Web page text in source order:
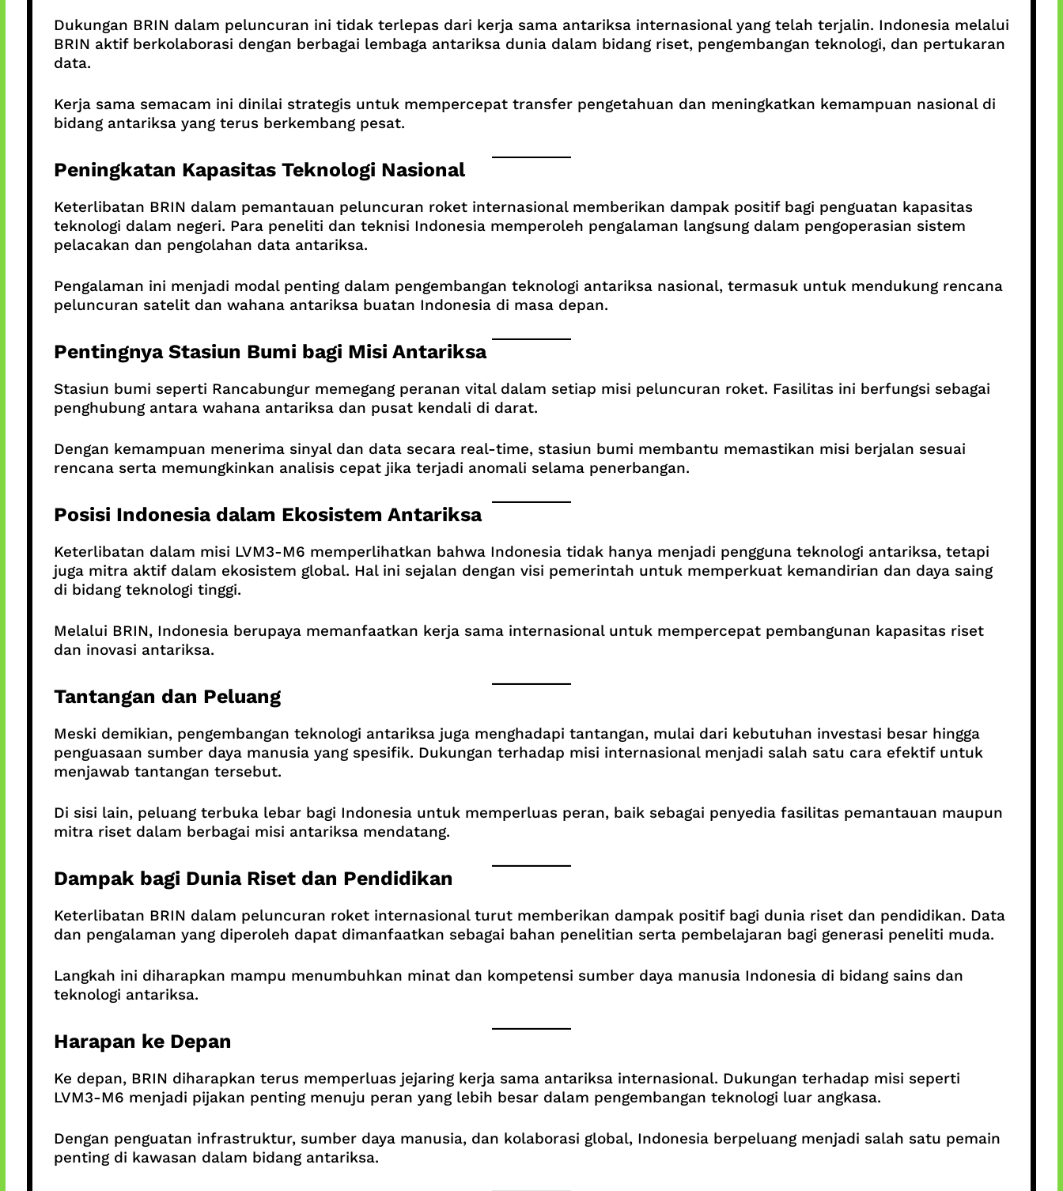
Dukungan BRIN dalam peluncuran ini tidak terlepas dari kerja sama antariksa internasional yang telah terjalin. Indonesia melalui
BRIN aktif berkolaborasi dengan berbagai lembaga antariksa dunia dalam bidang riset, pengembangan teknologi, dan pertukaran
data.
Kerja sama semacam ini dinilai strategis untuk mempercepat transfer pengetahuan dan meningkatkan kemampuan nasional di
bidang antariksa yang terus berkembang pesat.
Peningkatan Kapasitas Teknologi Nasional
Keterlibatan BRIN dalam pemantauan peluncuran roket internasional memberikan dampak positif bagi penguatan kapasitas
teknologi dalam negeri. Para peneliti dan teknisi Indonesia memperoleh pengalaman langsung dalam pengoperasian sistem
pelacakan dan pengolahan data antariksa.
Pengalaman ini menjadi modal penting dalam pengembangan teknologi antariksa nasional, termasuk untuk mendukung rencana
peluncuran satelit dan wahana antariksa buatan Indonesia di masa depan.
Pentingnya Stasiun Bumi bagi Misi Antariksa
Stasiun bumi seperti Rancabungur memegang peranan vital dalam setiap misi peluncuran roket. Fasilitas ini berfungsi sebagai
penghubung antara wahana antariksa dan pusat kendali di darat.
Dengan kemampuan menerima sinyal dan data secara real-time, stasiun bumi membantu memastikan misi berjalan sesuai
rencana serta memungkinkan analisis cepat jika terjadi anomali selama penerbangan.
Posisi Indonesia dalam Ekosistem Antariksa
Keterlibatan dalam misi LVM3-M6 memperlihatkan bahwa Indonesia tidak hanya menjadi pengguna teknologi antariksa, tetapi
juga mitra aktif dalam ekosistem global. Hal ini sejalan dengan visi pemerintah untuk memperkuat kemandirian dan daya saing
di bidang teknologi tinggi.
Melalui BRIN, Indonesia berupaya memanfaatkan kerja sama internasional untuk mempercepat pembangunan kapasitas riset
dan inovasi antariksa.
Tantangan dan Peluang
Meski demikian, pengembangan teknologi antariksa juga menghadapi tantangan, mulai dari kebutuhan investasi besar hingga
penguasaan sumber daya manusia yang spesifik. Dukungan terhadap misi internasional menjadi salah satu cara efektif untuk
menjawab tantangan tersebut.
Di sisi lain, peluang terbuka lebar bagi Indonesia untuk memperluas peran, baik sebagai penyedia fasilitas pemantauan maupun
mitra riset dalam berbagai misi antariksa mendatang.
Dampak bagi Dunia Riset dan Pendidikan
Keterlibatan BRIN dalam peluncuran roket internasional turut memberikan dampak positif bagi dunia riset dan pendidikan. Data
dan pengalaman yang diperoleh dapat dimanfaatkan sebagai bahan penelitian serta pembelajaran bagi generasi peneliti muda.
Langkah ini diharapkan mampu menumbuhkan minat dan kompetensi sumber daya manusia Indonesia di bidang sains dan
teknologi antariksa.
Harapan ke Depan
Ke depan, BRIN diharapkan terus memperluas jejaring kerja sama antariksa internasional. Dukungan terhadap misi seperti
LVM3-M6 menjadi pijakan penting menuju peran yang lebih besar dalam pengembangan teknologi luar angkasa.
Dengan penguatan infrastruktur, sumber daya manusia, dan kolaborasi global, Indonesia berpeluang menjadi salah satu pemain
penting di kawasan dalam bidang antariksa.